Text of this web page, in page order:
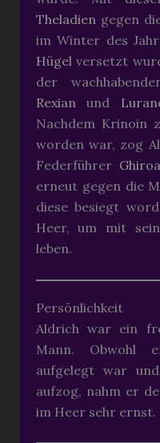
Theladiengegen
im Winter des
Hügelversetzt
der
Rexianund
Nachdem Krinoin
worden war, zog
Federführer
erneut gegen die
diese besiegt
Heer, um mit
leben.
Persönlichkeit
Aldrich war ein
Mann. Obwohl
aufgelegt war
aufzog, nahm er
im Heer sehr ernst.